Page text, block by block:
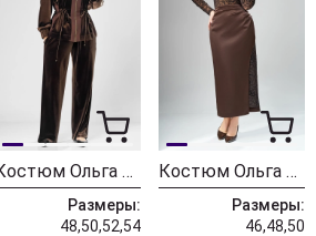
Костюм Ольга Стиль С999
Размеры:
48,50,52,54
Костюм Ольга Стиль С1003 шоколадный
Размеры:
46,48,50